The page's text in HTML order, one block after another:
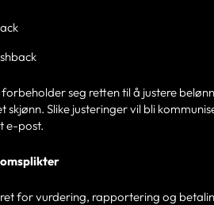
seg retten til å justere
skjønn. Slike justeringer vil bli
e-post.
for vurdering, rapportering og